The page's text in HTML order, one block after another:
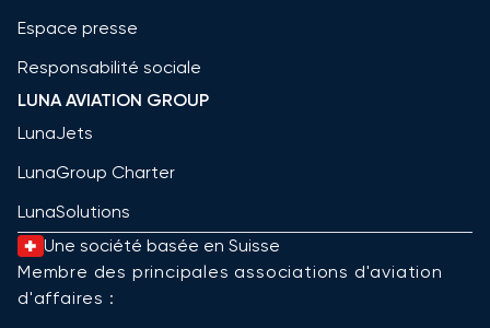
Espace presse
Responsabilité sociale
LUNA AVIATION GROUP
LunaJets
LunaGroup Charter
LunaSolutions
Une société basée en Suisse
Membre des principales associations d'aviation
d'affaires :